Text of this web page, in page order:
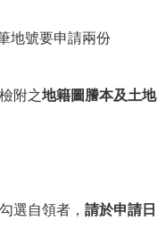
號要申請兩份
附之地籍圖謄本及土地
選自領者， 請於申請日